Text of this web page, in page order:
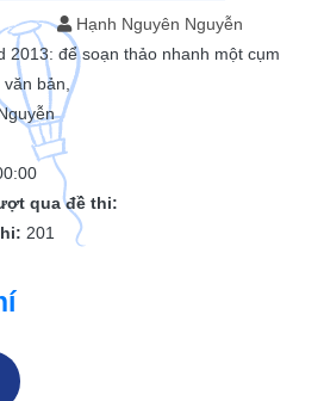
Hạnh Nguyên Nguyễn
2013: để soạn thảo nhanh một cụm
văn bản,
qua đề thi:
201